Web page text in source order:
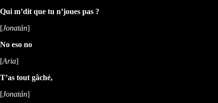
Qui m’dit que tu n’joues pas ?
[Jonatán]
No eso no
[Aria]
T’as tout gâché,
[Jonatán]